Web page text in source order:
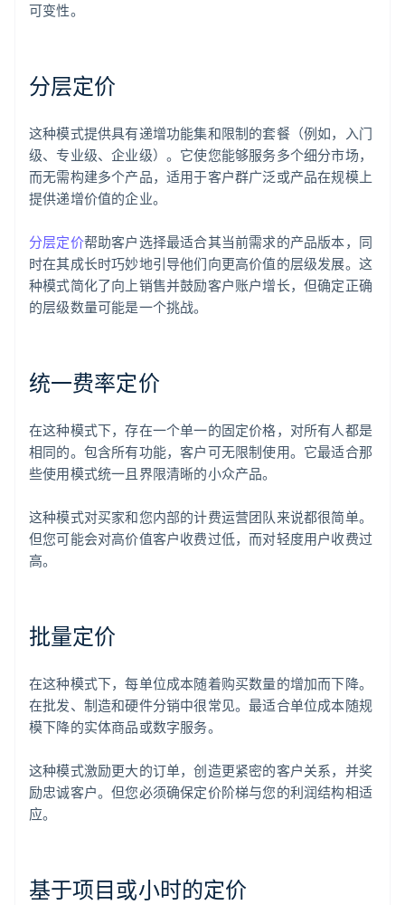
可变性。
分层定价
这种模式提供具有递增功能集和限制的套餐（例如，入门
级、专业级、企业级）。它使您能够服务多个细分市场，
而无需构建多个产品，适用于客户群广泛或产品在规模上
提供递增价值的企业。
分层定价帮助客户选择最适合其当前需求的产品版本，同
时在其成长时巧妙地引导他们向更高价值的层级发展。这
种模式简化了向上销售并鼓励客户账户增长，但确定正确
的层级数量可能是一个挑战。
统一费率定价
在这种模式下，存在一个单一的固定价格，对所有人都是
相同的。包含所有功能，客户可无限制使用。它最适合那
些使用模式统一且界限清晰的小众产品。
这种模式对买家和您内部的计费运营团队来说都很简单。
但您可能会对高价值客户收费过低，而对轻度用户收费过
高。
批量定价
在这种模式下，每单位成本随着购买数量的增加而下降。
在批发、制造和硬件分销中很常见。最适合单位成本随规
模下降的实体商品或数字服务。
这种模式激励更大的订单，创造更紧密的客户关系，并奖
励忠诚客户。但您必须确保定价阶梯与您的利润结构相适
应。
基于项目或小时的定价